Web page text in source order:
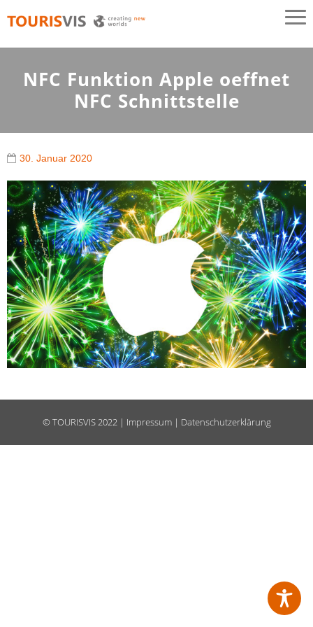
TOURISVIS
3D Panoramakarten aus Österreich
NFC Funktion Apple oeffnet
NFC Schnittstelle
30. Januar 2020
©TOURISVIS2022 | Impressum| Datenschutzerklärung